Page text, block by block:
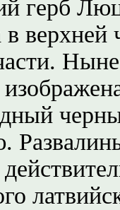
герб
в